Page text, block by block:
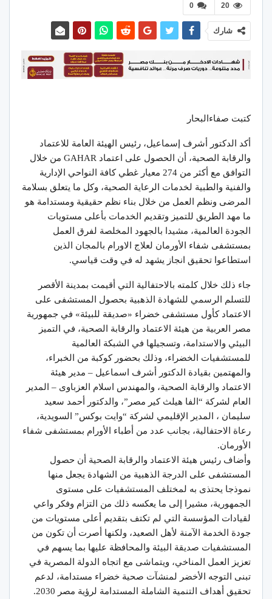
0 20
شارك
كتبت صفاءالبحار
أكد الدكتور أشرف إسماعيل، رئيس الهيئة العامة للاعتماد
والرقابة الصحية، أن الحصول على اعتماد GAHAR من خلال
التوافق مع أكثر من 274 معيار غطي كافة النواحي الإدارية
والفنية والطبية لخدمات الرعاية الصحية، وكل ما يتعلق بسلامة
المرضى ونظم العمل من خلال بناء نظم حقيقية ومستدامة هو
ما مهد الطريق للتميز وتقديم الخدمات بأعلى مستويات
الجودة العالمية، مشيدا بالجهود المخلصة لفرق العمل
بمستشفى شفاء الأورمان لعلاج الاورام بالمجان الذين
استطاعوا تحقيق انجاز يشهد له في وقت قياسي.
جاء ذلك خلال كلمته بالاحتفالية التي أقيمت بمدينة الأقصر
للتسلم الرسمي للشهادة الذهبية بحصول المستشفى على
الاعتماد كأول مستشفى خضراء «صديقة للبيئة» في جمهورية
مصر العربية من هيئة الاعتماد والرقابة الصحية، في التميز
البيئي والاستدامة، وتسجيلها في الشبكة العالمية
للمستشفيات الخضراء، وذلك بحضور كوكبة من الخبراء،
والمهتمين بقيادة الدكتور أشرف اسماعيل – مدير هيئة
الاعتماد والرقابة الصحية، والمهندس اسلام العزباوى – المدير
العام لشركة “الفا هيلث كير مصر”، والدكتور أحمد سعيد
سليمان ، المدير الإقليمي لشركة “وايت بوكس” السويدية،
رعاة الاحتفالية، بجانب عدد من أطباء الأورام بمستشفى شفاء
الأورمان.
وأضاف رئيس هيئة الاعتماد والرقابة الصحية أن حصول
المستشفى على الدرجة الذهبية من الشهادة يجعل منها
نموذجا يحتذى به لمختلف المستشفيات على مستوى
الجمهورية، مشيرا إلى ما يعكسه ذلك من التزام وفكر واعي
لقيادات المؤسسة التي لم تكتف بتقديم أعلى مستويات من
جودة الخدمة الآمنة لأهل الصعيد، ولكنها أصرت أن تكون من
المستشفيات صديقة البيئة والمحافظة عليها بما يسهم في
تعزيز العمل المناخي، ويتماشى مع اتجاه الدولة المصرية في
تبنى التوجه الأخضر لمنشآت صحية خضراء مستدامة، لدعم
تحقيق أهداف التنمية الشاملة المستدامة لرؤية مصر 2030.